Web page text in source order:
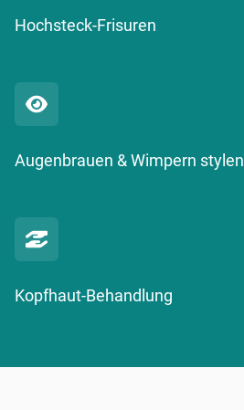
Hochsteck-Frisuren
Augenbrauen & Wimpern stylen
Kopfhaut-Behandlung